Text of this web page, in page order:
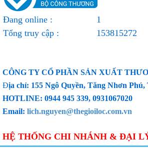
Đang online :
1
Tổng truy cập :
153815272
CÔNG TY CỔ PHẦN SẢN XUẤT
Địa chỉ: 155 Ngô Quyền, Tăng Nhơn
HOTLINE: 0944 945 339, 0931067020
Email: lich.nguyen@thegioiloc.com.vn
HỆ THỐNG CHI NHÁNH & ĐẠI